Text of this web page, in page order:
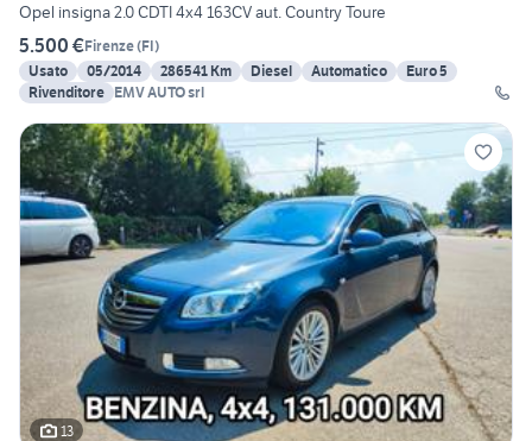
Opel insigna 2.0 CDTI 4x4 163CV aut. Country Toure
5.500 €Firenze(FI)
Usato
05/2014 286541 Km Diesel Automatico
Euro 5
Rivenditore EMV AUTO srl
13